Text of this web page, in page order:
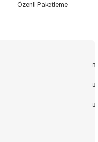
Özenli Paketleme